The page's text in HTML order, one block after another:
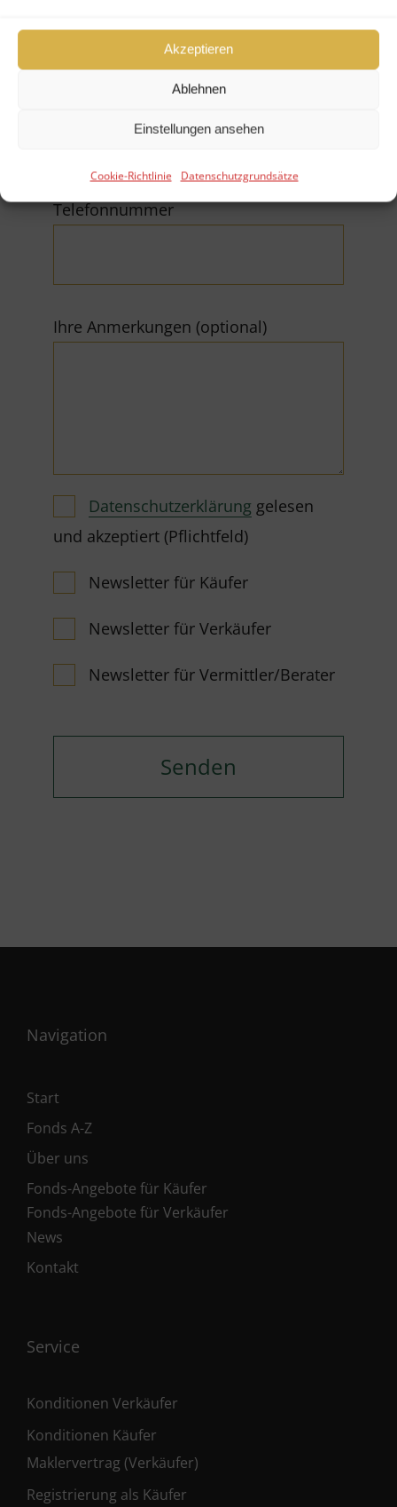
Akzeptieren
Ablehnen
Einstellungen ansehen
Cookie-Richtlinie Datenschutzgrundsätze
E-Mail (*Pflichtfeld)
Telefonnummer
Ihre Anmerkungen (optional)
Datenschutzerklärung gelesen
und akzeptiert (Pflichtfeld)
Newsletter für Käufer
Newsletter für Verkäufer
Newsletter für Vermittler/Berater
Navigation
Start
Fonds A-Z
Über uns
Fonds-Angebote für Käufer
Fonds-Angebote für Verkäufer
News
Kontakt
Service
Konditionen Verkäufer
Konditionen Käufer
Maklervertrag (Verkäufer)
Registrierung als Käufer